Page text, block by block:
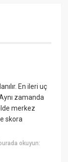
En ileri uç
zamanda
merkez
skora
okuyun: